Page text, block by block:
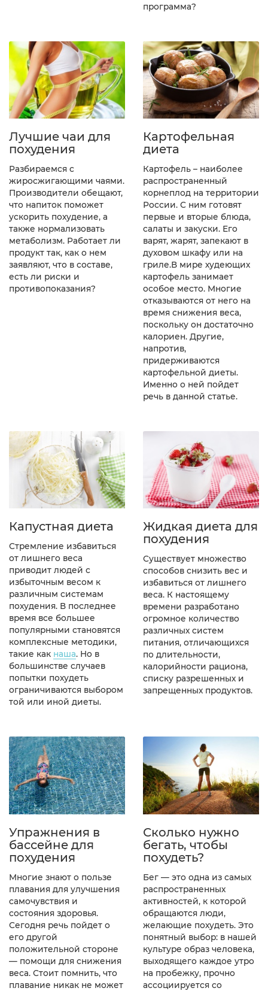
программа?
Лучшие чаи для
похудения
Разбираемся с
жиросжигающими чаями.
Производители обещают,
что напиток поможет
ускорить похудение, а
также нормализовать
метаболизм. Работает ли
продукт так, как о нем
заявляют, что в составе,
есть ли риски и
противопоказания?
Картофельная
диета
Картофель – наиболее
распространенный
корнеплод на территории
России. С ним готовят
первые и вторые блюда,
салаты и закуски. Его
варят, жарят, запекают в
духовом шкафу или на
гриле.В мире худеющих
картофель занимает
особое место. Многие
отказываются от него на
время снижения веса,
поскольку он достаточно
калориен. Другие,
напротив,
придерживаются
картофельной диеты.
Именно о ней пойдет
речь в данной статье.
Капустная диета
Стремление избавиться
от лишнего веса
приводит людей с
избыточным весом к
различным системам
похудения. В последнее
время все большее
популярными становятся
комплексные методики,
такие как наша. Но в
большинстве случаев
попытки похудеть
ограничиваются выбором
той или иной диеты.
Жидкая диета для
похудения
Существует множество
способов снизить вес и
избавиться от лишнего
веса. К настоящему
времени разработано
огромное количество
различных систем
питания, отличающихся
по длительности,
калорийности рациона,
списку разрешенных и
запрещенных продуктов.
Упражнения в
бассейне для
похудения
Многие знают о пользе
плавания для улучшения
самочувствия и
состояния здоровья.
Сегодня речь пойдет о
его другой
положительной стороне
— помощи для снижения
веса. Стоит помнить, что
плавание никак не может
Сколько нужно
бегать, чтобы
похудеть?
Бег — это одна из самых
распространенных
активностей, к которой
обращаются люди,
желающие похудеть. Это
понятный выбор: в нашей
культуре образ человека,
выходящего каждое утро
на пробежку, прочно
ассоциируется со